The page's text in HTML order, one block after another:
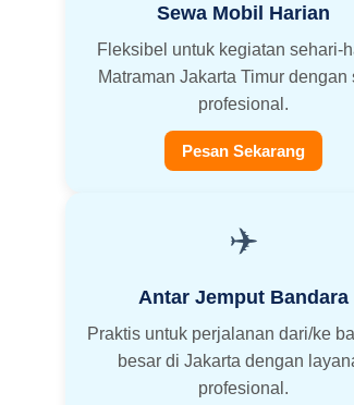
Sewa Mobil Harian
Fleksibel untuk kegiatan sehari-
Matraman Jakarta Timur dengan
profesional.
Pesan Sekarang
✈️
Antar Jemput Bandara
Praktis untuk perjalanan dari/ke
besar di Jakarta dengan
profesional.